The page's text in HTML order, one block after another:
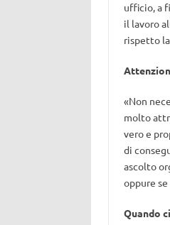
ufficio, a
il lavoro
rispetto
«Non
molto
vero e
di
ascolto
oppure
Quando